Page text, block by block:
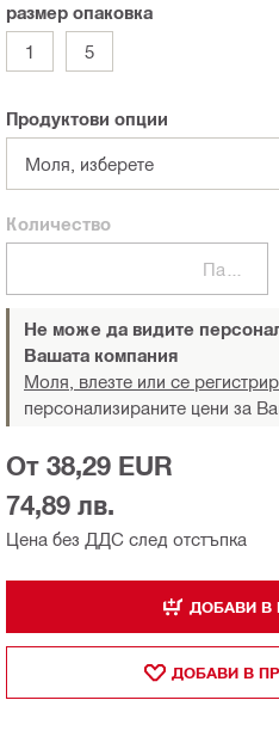
размер опаковка
1
5
Продуктови опции
Моля, изберете
Количество
Не може да видите
Вашата компания
Моля, влезте или се
персонализираните цени за
Цена без ДДС след отстъпка
От 38,29 EUR
74,89 лв.
ДОБАВИ В
ДОБАВИ В